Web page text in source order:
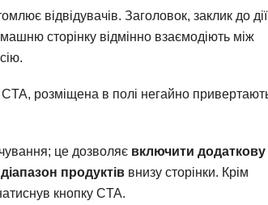
відвідувачів. Заголовок, заклик до
сторінку відмінно взаємодіють між
CTA, розміщена в полі негайно
це дозволяє включити додаткову
продуктів внизу сторінки. Крім
кнопку CTA.